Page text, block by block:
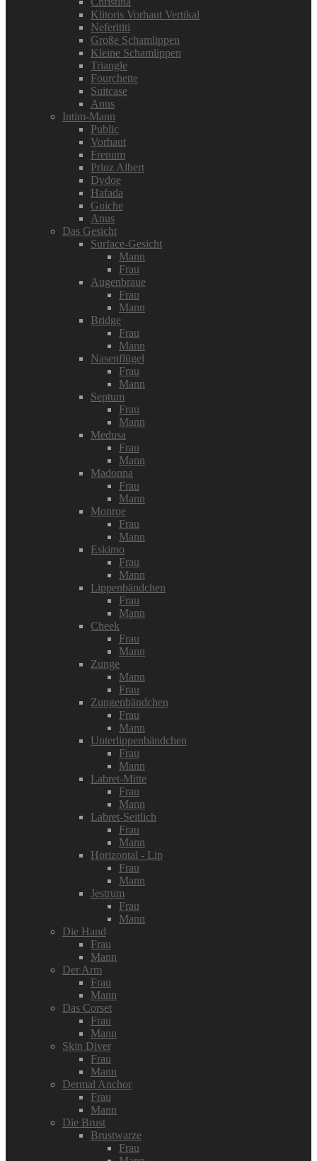
Klitoris Vorhaut Vertikal
Neferititi
Große Schamlippen
Kleine Schamlippen
Triangle
Fourchette
Suitcase
Anus
Intim-Mann
Public
Vorhaut
Frenum
Prinz Albert
Dydoe
Hafada
Guiche
Anus
Das Gesicht
Surface-Gesicht
Mann
Frau
Augenbraue
Frau
Mann
Bridge
Frau
Mann
Nasenflügel
Frau
Mann
Septum
Frau
Mann
Medusa
Frau
Mann
Madonna
Frau
Mann
Monroe
Frau
Mann
Eskimo
Frau
Mann
Lippenbändchen
Frau
Mann
Cheek
Frau
Mann
Zunge
Mann
Frau
Zungenbändchen
Frau
Mann
Unterlippenbändchen
Frau
Mann
Labret-Mitte
Frau
Mann
Labret-Seitlich
Frau
Mann
Horizontal - Lip
Frau
Mann
Jestrum
Frau
Mann
Die Hand
Frau
Mann
Der Arm
Frau
Mann
Das Corset
Frau
Mann
Skin Diver
Frau
Mann
Dermal Anchor
Frau
Mann
Die Brust
Brustwarze
Frau